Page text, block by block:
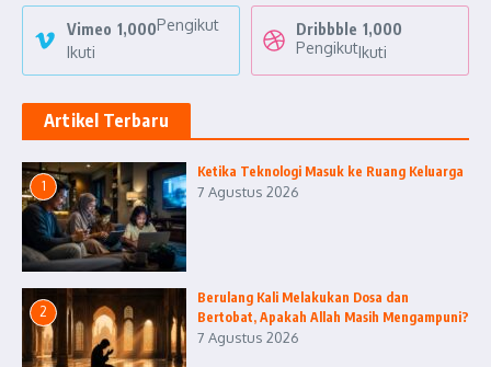
Vimeo 1,000Pengikut
Ikuti
Dribbble 1,000
PengikutIkuti
Artikel Terbaru
1
Ketika Teknologi Masuk ke Ruang Keluarga
7 Agustus 2026
2
Berulang Kali Melakukan Dosa dan
Bertobat, Apakah Allah Masih Mengampuni?
7 Agustus 2026